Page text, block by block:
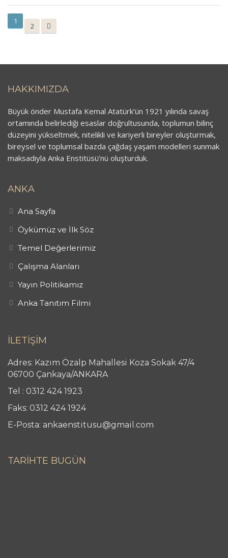
1
2
HAKKIMIZDA
Büyük önder Mustafa Kemal Atatürk’ün 1921 yılında savaş
ortamında belirlediği esaslar doğrultusunda, toplumun bilinç
düzeyini yükseltmek, nitelikli ve kariyerli bireyler oluşturmak,
bireysel ve toplumsal bazda çağdaş yaşam modelleri sunmak
maksadıyla Anka Enstitüsü’nü oluşturduk.
ANKA
Ana Sayfa
Öykümüz ve İlk Söz
Temel Değerlerimiz
Çalışma Alanları
Yayın Politikamız
Anka Tanıtım Filmi
İLETİŞİM
Adres: Kazım Özalp Mahallesi Koza Sokak 47/4
06700 Çankaya/ANKARA
Tel : 0312 424 1923
Faks: 0312 424 1924
E-Posta: ankaenstitusu@gmail.com
TARİHTE BUGÜN